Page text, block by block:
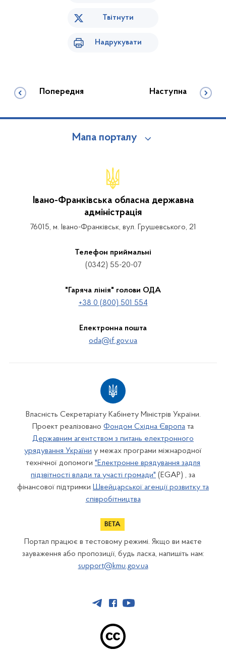
Твітнути
Надрукувати
Попередня Наступна
Мапа порталу
Івано-Франківська обласна державна
адміністрація
76015, м. Івано-Франківськ, вул. Грушевського, 21
Телефон приймальні
(0342) 55-20-07
"Гаряча лінія" голови ОДА
+38 0 (800) 501 554
Електронна пошта
oda@if.gov.ua
Власність Секретаріату Кабінету Міністрів України.
Проект реалізовано Фондом Східна Європа та
Державним агентством з питань електронного
урядування України у межах програми міжнародної
технічної допомоги "Електронне врядування задля
підзвітності влади та участі громади" (EGAP) , за
фінансової підтримки Швейцарської агенції розвитку та
співробітництва
Портал працює в тестовому режимі. Якщо ви маєте
зауваження або пропозиції, будь ласка, напишіть нам:
support@kmu.gov.ua